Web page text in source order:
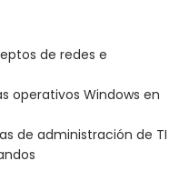
de redes e
operativos Windows en
de administración de TI